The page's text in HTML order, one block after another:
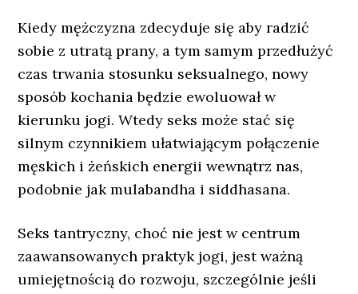
Kiedy mężczyzna zdecyduje się aby radzić
sobie z utratą prany, a tym samym przedłużyć
czas trwania stosunku seksualnego, nowy
sposób kochania będzie ewoluował w
kierunku jogi. Wtedy seks może stać się
silnym czynnikiem ułatwiającym połączenie
męskich i żeńskich energii wewnątrz nas,
podobnie jak mulabandha i siddhasana.
Seks tantryczny, choć nie jest w centrum
zaawansowanych praktyk jogi, jest ważną
umiejętnością do rozwoju, szczególnie jeśli